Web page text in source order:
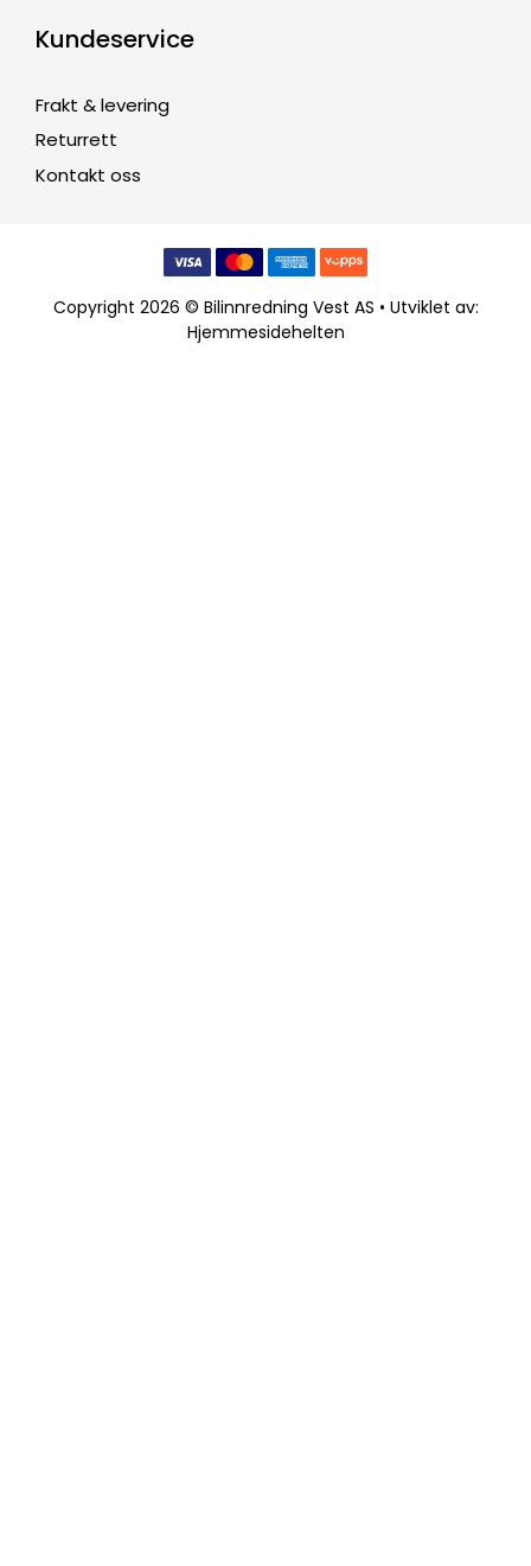
Kundeservice
Frakt & levering
Returrett
Kontakt oss
Copyright 2026 © Bilinnredning Vest AS • Utviklet av:
Hjemmesidehelten